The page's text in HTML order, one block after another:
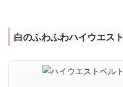
白のふわふわハイウエス